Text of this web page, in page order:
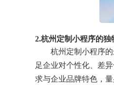
2.杭州定制小程序的独
杭州定制小程序
足企业对个性化、差
求与企业品牌特色，